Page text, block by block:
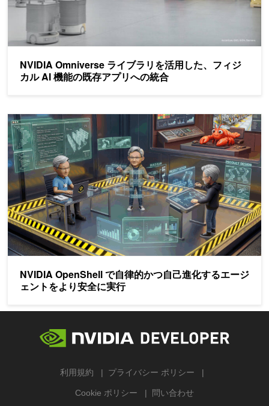
NVIDIA Omniverse ライブラリを活用した、フィジ
カル AI 機能の既存アプリへの統合
NVIDIA OpenShell で自律的かつ自己進化するエージ
ェントをより安全に実行
NVIDIA OpenShell で自律的かつ自己進化するエージェントをよ
利用規約 プライバシー ポリシー
Cookie ポリシー 問い合わせ